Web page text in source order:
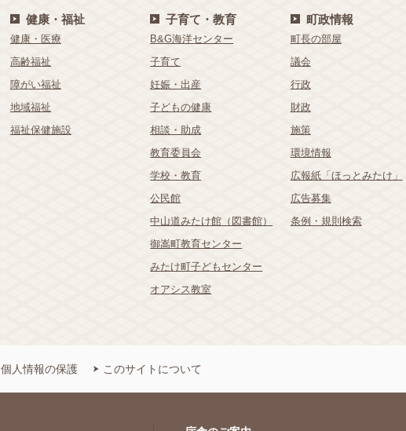
健康・福祉
健康・医療
高齢福祉
障がい福祉
地域福祉
福祉保健施設
子育て・教育
B&G海洋センター
子育て
妊娠・出産
子どもの健康
相談・助成
教育委員会
学校・教育
公民館
中山道みたけ館（図書館）
御嵩町教育センター
みたけ町子どもセンター
オアシス教室
町政情報
町長の部屋
議会
行政
財政
施策
環境情報
広報紙「ほっとみたけ」
広告募集
条例・規則検索
個人情報の保護 このサイトについて